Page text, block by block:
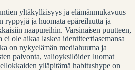
yltäkylläisyys ja elämänmukavuus
ryppyjä ja huomata epäreiluutta ja
naapureihin. Varsinaisen puutteen,
ei ole aikaa laskea identiteettiasemansa
on nykyelämän mediahuuma ja
palvonta, valioyksilöiden luomat
ylläpitämä habitushype on